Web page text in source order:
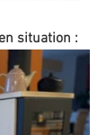
situation :